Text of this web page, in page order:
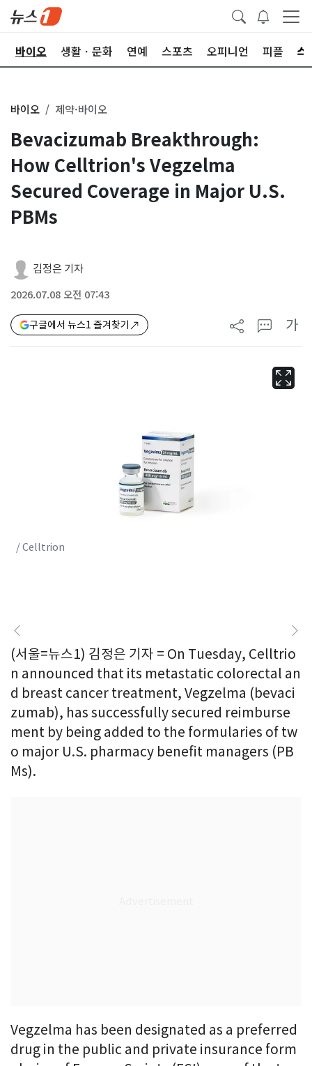
바이오 생활ㆍ문화 연예 스포츠 오피니언 피플
바이오 제약·바이오
Bevacizumab Breakthrough:
How Celltrion's Vegzelma
Secured Coverage in Major U.S.
PBMs
김정은 기자
2026.07.08 오전 07:43
구글에서 뉴스1 즐겨찾기 가
/ Celltrion
(서울=뉴스1) 김정은 기자 = On Tuesday, Celltrio
n announced that its metastatic colorectal an
d breast cancer treatment, Vegzelma (bevaci
zumab), has successfully secured reimburse
ment by being added to the formularies of tw
o major U.S. pharmacy benefit managers (PB
Ms).
Vegzelma has been designated as a preferred
drug in the public and private insurance form